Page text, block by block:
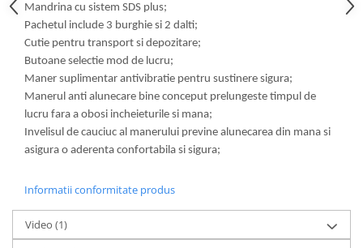
Mandrina cu sistem SDS plus;
Pachetul include 3 burghie si 2 dalti;
Cutie pentru transport si depozitare;
Butoane selectie mod de lucru;
Maner suplimentar antivibratie pentru sustinere sigura;
Manerul anti alunecare bine conceput prelungeste timpul de
lucru fara a obosi incheieturile si mana;
Invelisul de cauciuc al manerului previne alunecarea din mana si
asigura o aderenta confortabila si sigura;
Informatii conformitate produs
Video (1)